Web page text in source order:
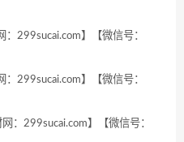
299sucai.com】【微信号：
299sucai.com】【微信号：
：299sucai.com】【微信号：